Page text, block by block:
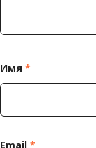
Имя *
Email *